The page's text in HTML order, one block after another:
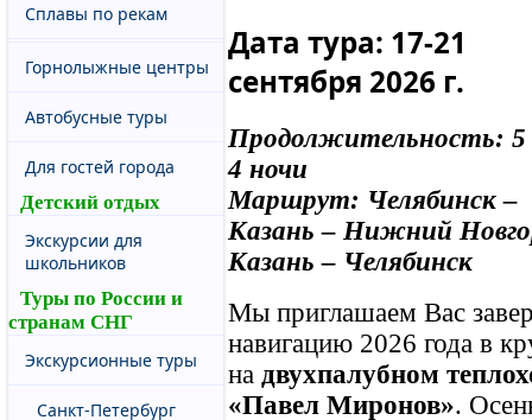
Сплавы по рекам
Горнолыжные центры
Автобусные туры
Для гостей города
Детский отдых
Экскурсии для
школьников
Туры по России и
странам СНГ
Экскурсионные туры
Санкт-Петербург
Дата тура: 17-21
сентября 2026 г.
Продолжительность: 5
4 ночи
Маршрут: Челябинск –
Казань – Нижний
Казань – Челябинск
Мы приглашаем Вас
навигацию 2026 года в
на двухпалубном
«Павел Миронов».